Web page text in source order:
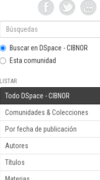
Buscar en DSpace - CIBNOR
Esta comunidad
LISTAR
Todo DSpace - CIBNOR
Comunidades & Colecciones
Por fecha de publicación
Autores
Títulos